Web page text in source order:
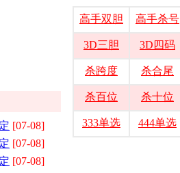
[07-08]
[07-08]
[07-08]
高手双胆 高手杀号
3D三胆 3D四码
杀跨度 杀合尾
杀百位 杀十位
333单选 444单选